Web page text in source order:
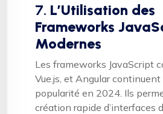
7. L’Utilisation des
Frameworks
Modernes
Les frameworks JavaScript
Vue.js, et Angular
popularité en 2024. Ils
création rapide d’interfaces